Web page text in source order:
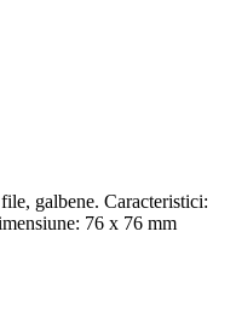
galbene. Caracteristici:
76 x 76 mm